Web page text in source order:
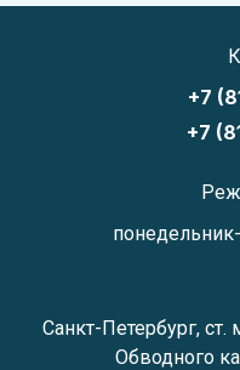
+7
+7
Санкт-Петербург,
Обводного